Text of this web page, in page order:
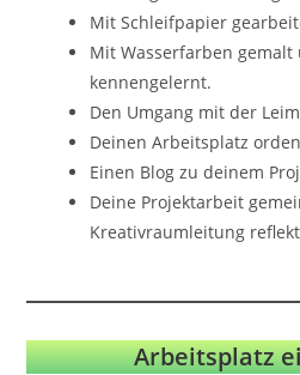
Mit Schleifpapier
Mit Wasserfarben gemalt
kennengelernt.
Den Umgang mit der
Deinen Arbeitsplatz
Einen Blog zu deinem
Deine Projektarbeit
Kreativraumleitung
Arbeitsplatz